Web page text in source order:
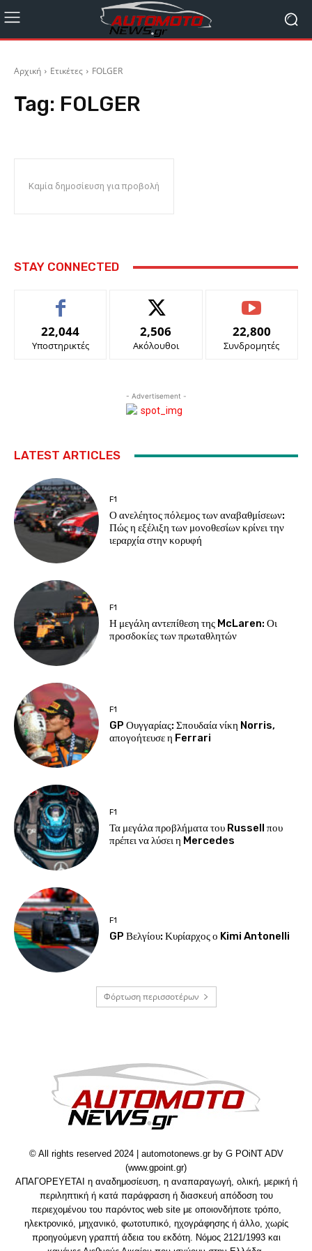
Αρχική Ετικέτες FOLGER
Tag: FOLGER
Καμία δημοσίευση για προβολή
STAY CONNECTED
22,044
Υποστηρικτές
2,506
Ακόλουθοι
22,800
Συνδρομητές
- Advertisement -
LATEST ARTICLES
F1
Ο ανελέητος πόλεμος των αναβαθμίσεων:
Πώς η εξέλιξη των μονοθεσίων κρίνει την
ιεραρχία στην κορυφή
F1
Η μεγάλη αντεπίθεση της McLaren: Οι
προσδοκίες των πρωταθλητών
F1
GP Ουγγαρίας: Σπουδαία νίκη Norris,
απογοήτευσε η Ferrari
F1
Τα μεγάλα προβλήματα του Russell που
πρέπει να λύσει η Mercedes
F1
GP Βελγίου: Κυρίαρχος ο Kimi Antonelli
Φόρτωση περισσοτέρων
© All rights reserved 2024 | automotonews.gr by G POiNT ADV
(www.gpoint.gr)
ΑΠΑΓΟΡΕΥΕΤΑΙ η αναδημοσίευση, η αναπαραγωγή, ολική, μερική ή
περιληπτική ή κατά παράφραση ή διασκευή απόδοση του
περιεχομένου του παρόντος web site με οποιονδήποτε τρόπο,
ηλεκτρονικό, μηχανικό, φωτοτυπικό, ηχογράφησης ή άλλο, χωρίς
προηγούμενη γραπτή άδεια του εκδότη. Νόμος 2121/1993 και